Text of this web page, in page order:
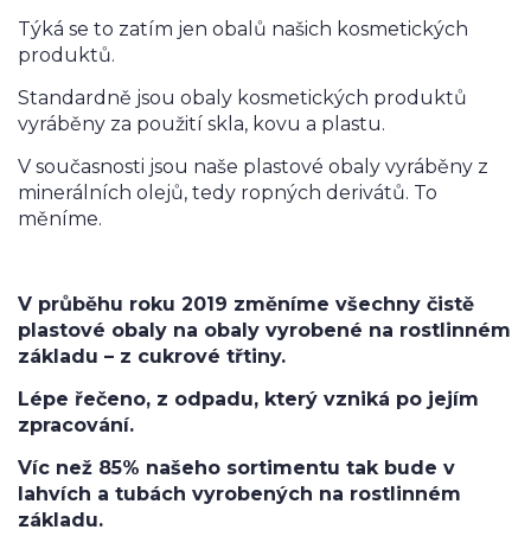
Týká se to zatím jen obalů našich kosmetických
produktů.
Standardně jsou obaly kosmetických produktů
vyráběny za použití skla, kovu a plastu.
V současnosti jsou naše plastové obaly vyráběny z
minerálních olejů, tedy ropných derivátů. To
měníme.
V průběhu roku 2019 změníme všechny čistě
plastové obaly na obaly vyrobené na rostlinném
základu – z cukrové třtiny.
Lépe řečeno, z odpadu, který vzniká po jejím
zpracování.
Víc než 85% našeho sortimentu tak bude v
lahvích a tubách vyrobených na rostlinném
základu.